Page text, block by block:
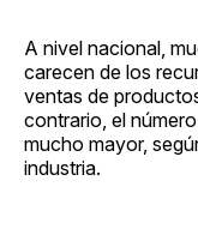
A nivel nacional,
carecen de los
ventas de
contrario, el
mucho mayor,
industria.